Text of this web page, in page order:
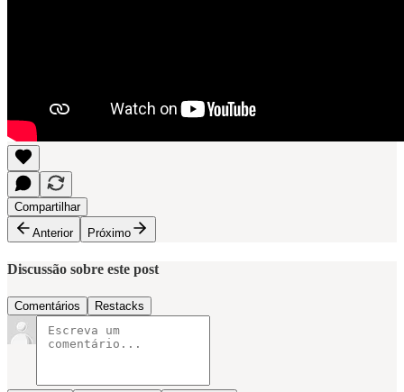
Compartilhar
Anterior
Próximo
Discussão sobre este post
Comentários Restacks